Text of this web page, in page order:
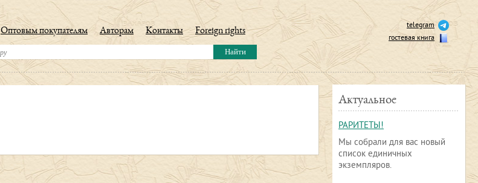
telegram
гостевая книга
Оптовым покупателям Авторам Контакты Foreign rights
Актуальное
РАРИТЕТЫ!
Мы собрали для вас новый
список единичных
экземпляров.